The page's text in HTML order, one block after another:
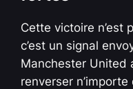
Cette victoire n’est
c’est un signal
Manchester United
renverser